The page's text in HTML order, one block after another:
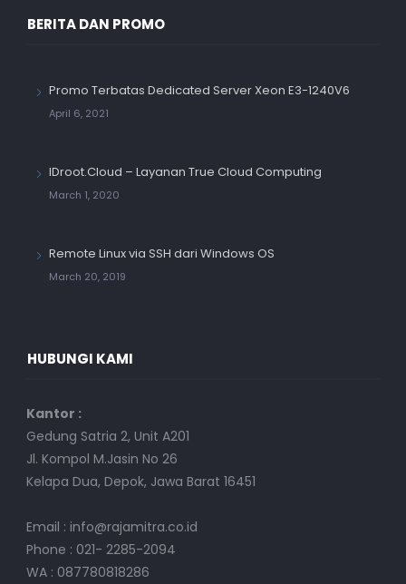
BERITA DAN PROMO
Promo Terbatas Dedicated Server Xeon E3-1240V6
April 6, 2021
IDroot.Cloud – Layanan True Cloud Computing
March 1, 2020
Remote Linux via SSH dari Windows OS
March 20, 2019
HUBUNGI KAMI
Kantor :
Gedung Satria 2, Unit A201
Jl. Kompol M.Jasin No 26
Kelapa Dua, Depok, Jawa Barat 16451
Email : info@rajamitra.co.id
Phone : 021- 2285-2094
WA : 087780818286